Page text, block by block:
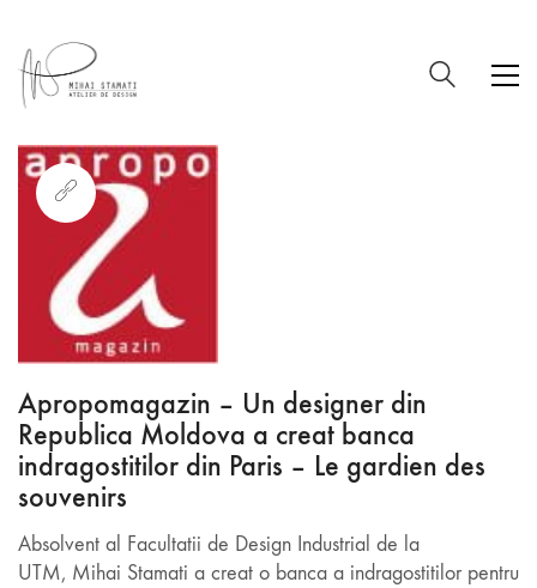
Apropomagazin – Un designer din
Republica Moldova a creat banca
indragostitilor din Paris – Le gardien des
souvenirs
Absolvent al Facultatii de Design Industrial de la
UTM, Mihai Stamati a creat o banca a indragostitilor pentru